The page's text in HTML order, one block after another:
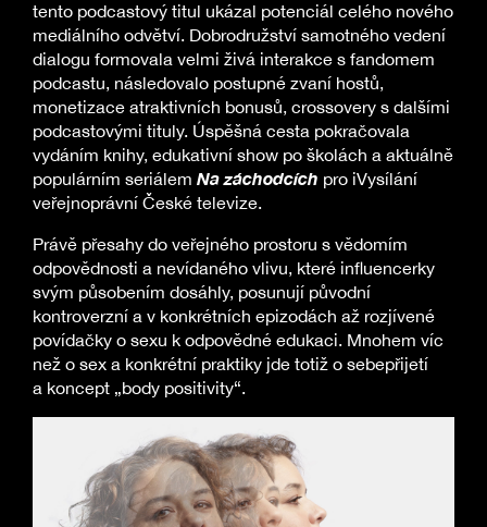
tento podcastový titul ukázal potenciál celého nového
mediálního odvětví. Dobrodružství samotného vedení
dialogu formovala velmi živá interakce s fandomem
podcastu, následovalo postupné zvaní hostů,
monetizace atraktivních bonusů, crossovery s dalšími
podcastovými tituly. Úspěšná cesta pokračovala
vydáním knihy, edukativní show po školách a aktuálně
populárním seriálem Na záchodcích pro iVysílání
veřejnoprávní České televize.
Právě přesahy do veřejného prostoru s vědomím
odpovědnosti a nevídaného vlivu, které influencerky
svým působením dosáhly, posunují původní
kontroverzní a v konkrétních epizodách až rozjívené
povídačky o sexu k odpovědné edukaci. Mnohem víc
než o sex a konkrétní praktiky jde totiž o sebepřijetí
a koncept „body positivity“.